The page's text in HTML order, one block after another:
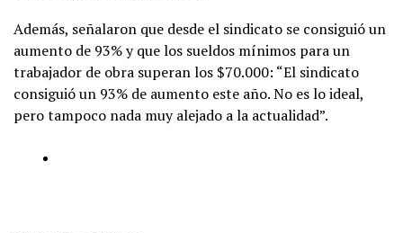
Además, señalaron que desde el sindicato se consiguió un
aumento de 93% y que los sueldos mínimos para un
trabajador de obra superan los $70.000: “El sindicato
consiguió un 93% de aumento este año. No es lo ideal,
pero tampoco nada muy alejado a la actualidad”.